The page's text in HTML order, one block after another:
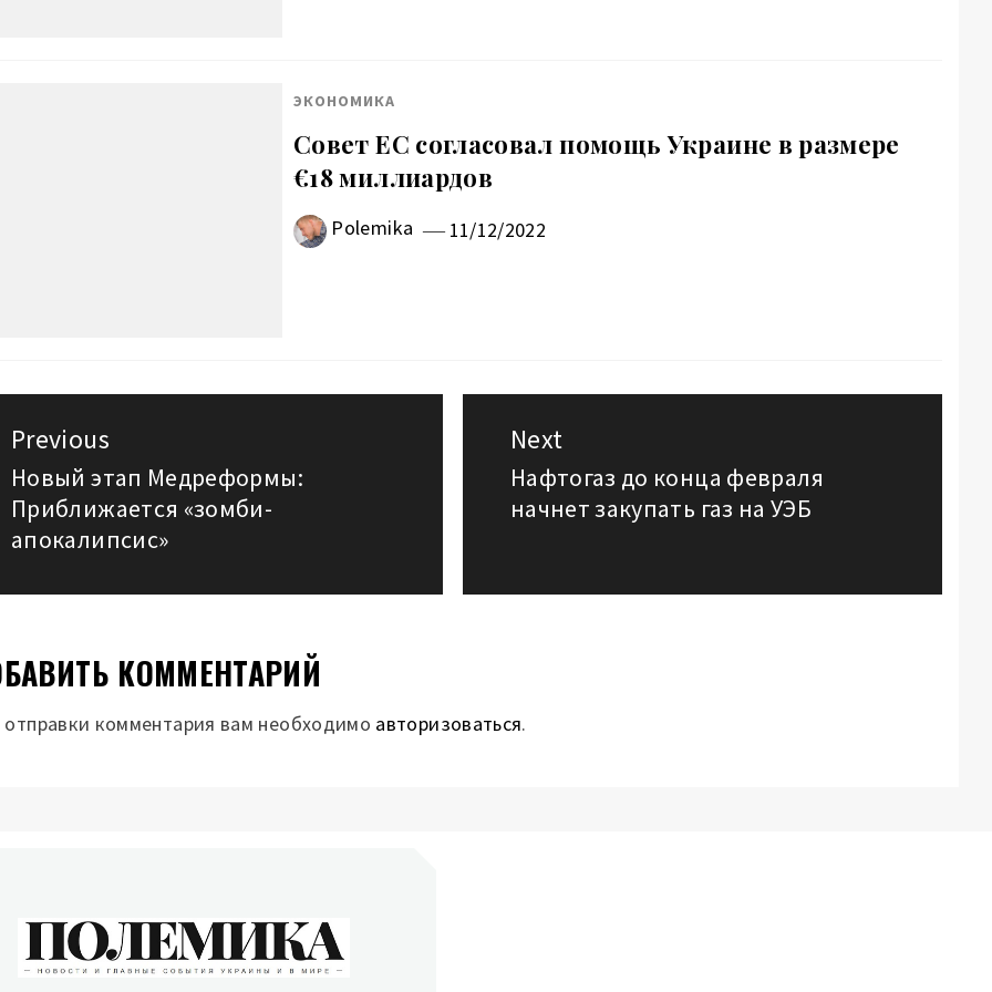
ЭКОНОМИКА
Совет ЕС согласовал помощь Украине в размере
€18 миллиардов
Polemika 11/12/2022
Previous
Previous
post:
Новый этап Медреформы:
Приближается «зомби-
апокалипсис»
Next
Next
post:
Нафтогаз до конца февраля
начнет закупать газ на УЭБ
КОММЕНТАРИЙ
комментария вам необходимо авторизоваться.